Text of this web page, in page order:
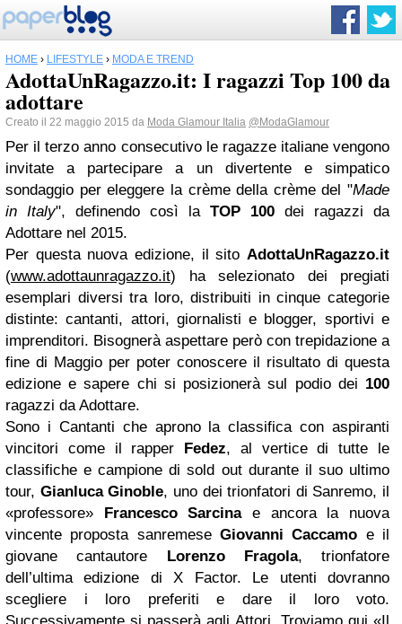
HOME › LIFESTYLE › MODA E TREND
AdottaUnRagazzo.it: I ragazzi Top 100 da
adottare
Creato il 22 maggio 2015 da Moda Glamour Italia @ModaGlamour
Per il terzo anno consecutivo le ragazze italiane vengono
invitate a partecipare a un divertente e simpatico
sondaggio per eleggere la crème della crème del "Made
in Italy", definendo così la TOP 100 dei ragazzi da
Adottare nel 2015.
Per questa nuova edizione, il sito AdottaUnRagazzo.it
(www.adottaunragazzo.it) ha selezionato dei pregiati
esemplari diversi tra loro, distribuiti in cinque categorie
distinte: cantanti, attori, giornalisti e blogger, sportivi e
imprenditori. Bisognerà aspettare però con trepidazione a
fine di Maggio per poter conoscere il risultato di questa
edizione e sapere chi si posizionerà sul podio dei 100
ragazzi da Adottare.
Sono i Cantanti che aprono la classifica con aspiranti
vincitori come il rapper Fedez, al vertice di tutte le
classifiche e campione di sold out durante il suo ultimo
tour, Gianluca Ginoble, uno dei trionfatori di Sanremo, il
«professore» Francesco Sarcinae ancora la nuova
vincente proposta sanremese Giovanni Caccamo e il
giovane cantautore Lorenzo Fragola, trionfatore
dell’ultima edizione di X Factor.
Le utenti dovranno
scegliere i loro preferiti e dare il loro voto.